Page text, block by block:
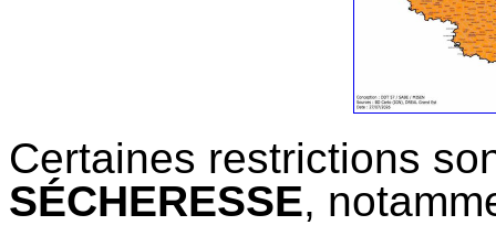
Certaines restrictions
SÉCHERESSE,